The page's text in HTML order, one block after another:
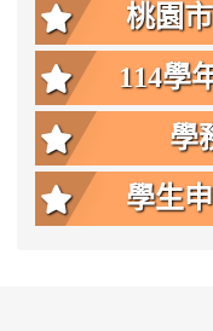
桃園
114學
學
學生